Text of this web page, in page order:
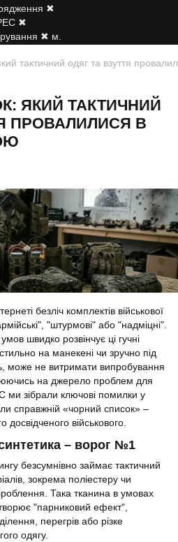
тактичний одяг та взуття
ЯКИЙ ТАКТИЧНИЙ
ПРОВАЛИЛИСЯ В
безліч комплектів військової
"штурмові" або "надміцні".
швидко розвінчує ці гучні
на манекені чи зручно під
може не витримати випробування
на джерело проблем для
ми зібрали ключові помилки у
справжній «чорний список» –
досвідченого військового.
– ворог №1
безсумнівно займає тактичний
зокрема поліестеру чи
Така тканина в умовах
"парниковий ефект",
перегрів або різке
одягу.